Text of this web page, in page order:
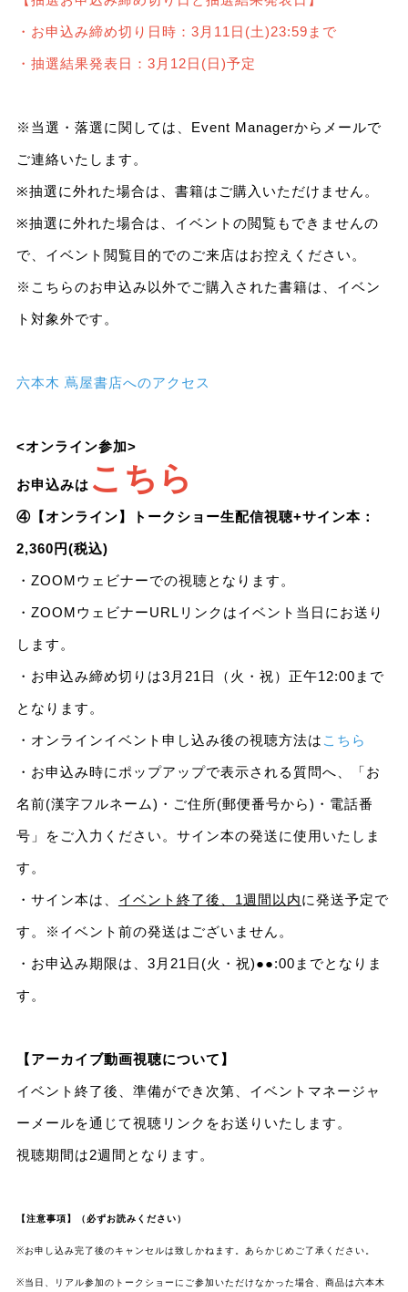
・お申込み締め切り日時：3月11日(土)23:59まで
・抽選結果発表日：3月12日(日)予定
※当選・落選に関しては、Event Managerからメールで
ご連絡いたします。
※抽選に外れた場合は、書籍はご購入いただけません。
※抽選に外れた場合は、イベントの閲覧もできませんの
で、イベント閲覧目的でのご来店はお控えください。
※こちらのお申込み以外でご購入された書籍は、イベン
ト対象外です。
六本木 蔦屋書店へのアクセス
<オンライン参加>
お申込みは こちら
④【オンライン】トークショー生配信視聴+サイン本：
2,360円(税込)
・ZOOMウェビナーでの視聴となります。
・ZOOMウェビナーURLリンクはイベント当日にお送り
します。
・お申込み締め切りは3月21日（火・祝）正午12:00まで
となります。
・オンラインイベント申し込み後の視聴方法は こちら
・お申込み時にポップアップで表示される質問へ、「お
名前(漢字フルネーム)・ご住所(郵便番号から)・電話番
号」をご入力ください。サイン本の発送に使用いたしま
す。
・サイン本は、 イベント終了後、1週間以内に発送予定で
す。※イベント前の発送はございません。
・お申込み期限は、3月21日(火・祝)●●:00までとなりま
す。
【アーカイブ動画視聴について】
イベント終了後、準備ができ次第、イベントマネージャ
ーメールを通じて視聴リンクをお送りいたします。
視聴期間は2週間となります。
【注意事項】（必ずお読みください）
※お申し込み完了後のキャンセルは致しかねます。あらかじめご了承ください。
※当日、リアル参加のトークショーにご参加いただけなかった場合、商品は六本木